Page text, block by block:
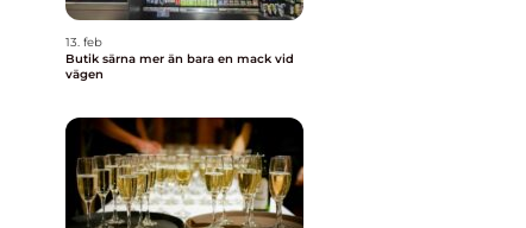
13. feb
Butik särna mer än bara en mack vid
vägen